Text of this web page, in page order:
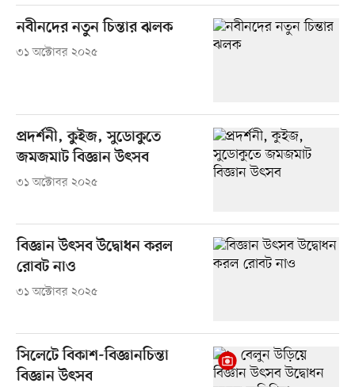
নবীনদের নতুন চিন্তার ঝলক
৩১ অক্টোবর ২০২৫
প্রদর্শনী, কুইজ, সুডোকুতে
জমজমাট বিজ্ঞান উৎসব
৩১ অক্টোবর ২০২৫
বিজ্ঞান উৎসব উদ্বোধন করল
রোবট নাও
৩১ অক্টোবর ২০২৫
সিলেটে বিকাশ-বিজ্ঞানচিন্তা
বিজ্ঞান উৎসব